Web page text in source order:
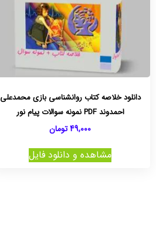
دانلود خلاصه کتاب روانشناسی بازی محمدعلی
احمدوند PDF نمونه سوالات پیام نور
49,000تومان
مشاهده و دانلود فایل